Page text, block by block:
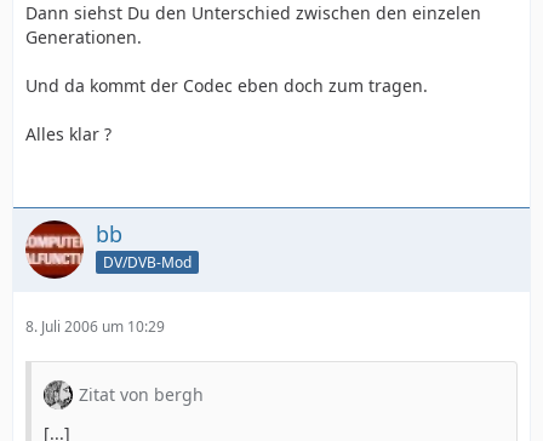
Dann siehst Du den Unterschied zwischen den einzelen
Generationen.
Und da kommt der Codec eben doch zum tragen.
Alles klar ?
bb
DV/DVB-Mod
8. Juli 2006 um 10:29
Zitat von bergh
[...]